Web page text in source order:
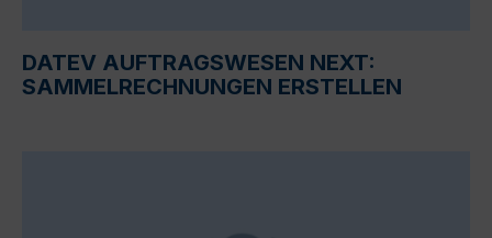
DATEV AUFTRAGSWESEN NEXT:
SAMMELRECHNUNGEN ERSTELLEN